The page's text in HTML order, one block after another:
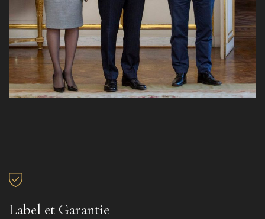
Label et Garantie